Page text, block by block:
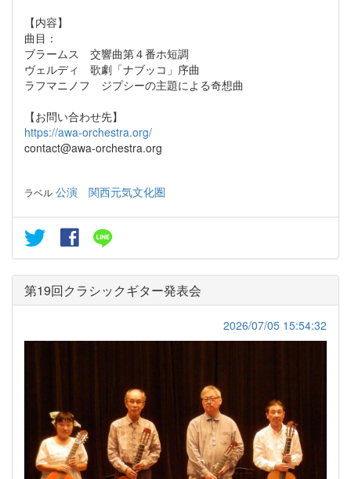
【内容】
曲目：
ブラームス 交響曲第４番ホ短調
ヴェルディ 歌劇「ナブッコ」序曲
ラフマニノフ ジプシーの主題による奇想曲
【お問い合わせ先】
https://awa-orchestra.org/
contact@awa-orchestra.org
ラベル 公演 関西元気文化圏
第19回クラシックギター発表会
2026/07/05 15:54:32